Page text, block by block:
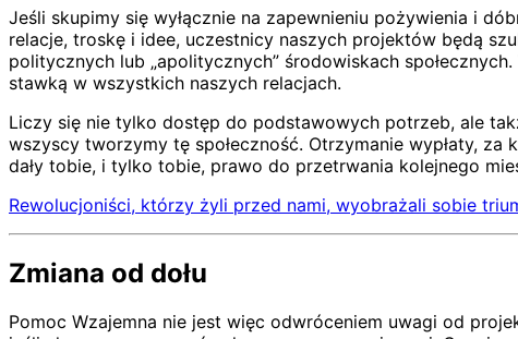
Jeśli skupimy się wyłącznie na zapewnieniu pożywienia i
relacje, troskę i idee, uczestnicy naszych projektów będą
politycznych lub „apolitycznych” środowiskach
stawką w wszystkich naszych relacjach.
Liczy się nie tylko dostęp do podstawowych potrzeb, ale
wszyscy tworzymy tę społeczność. Otrzymanie wypłaty, za
dały tobie, i tylko tobie, prawo do przetrwania kolejnego
Rewolucjoniści, którzy żyli przed nami, wyobrażali sobie
Zmiana od dołu
Pomoc Wzajemna nie jest więc odwróceniem uwagi od